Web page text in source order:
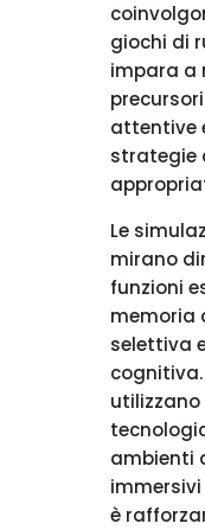
giochi di
impara a
attentive
strategie
Le
mirano
funzioni
memoria
selettiva
ambienti
è